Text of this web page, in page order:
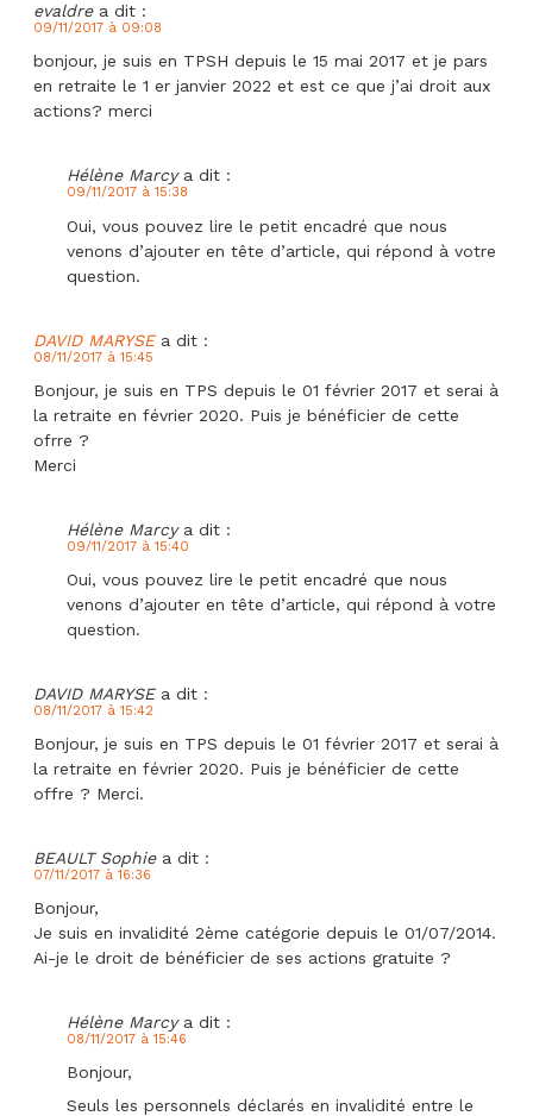
evaldre a dit :
09/11/2017 à 09:08
bonjour, je suis en TPSH depuis le 15 mai 2017 et je pars
en retraite le 1 er janvier 2022 et est ce que j’ai droit aux
actions? merci
Hélène Marcy a dit :
09/11/2017 à 15:38
Oui, vous pouvez lire le petit encadré que nous
venons d’ajouter en tête d’article, qui répond à votre
question.
DAVID MARYSE a dit :
08/11/2017 à 15:45
Bonjour, je suis en TPS depuis le 01 février 2017 et serai à
la retraite en février 2020. Puis je bénéficier de cette
ofrre ?
Merci
Hélène Marcy a dit :
09/11/2017 à 15:40
Oui, vous pouvez lire le petit encadré que nous
venons d’ajouter en tête d’article, qui répond à votre
question.
DAVID MARYSE a dit :
08/11/2017 à 15:42
Bonjour, je suis en TPS depuis le 01 février 2017 et serai à
la retraite en février 2020. Puis je bénéficier de cette
offre ? Merci.
BEAULT Sophie a dit :
07/11/2017 à 16:36
Bonjour,
Je suis en invalidité 2ème catégorie depuis le 01/07/2014.
Ai-je le droit de bénéficier de ses actions gratuite ?
Hélène Marcy a dit :
08/11/2017 à 15:46
Bonjour,
Seuls les personnels déclarés en invalidité entre le